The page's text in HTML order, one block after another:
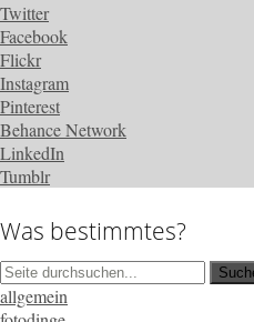
Twitter
Facebook
Flickr
Instagram
Pinterest
Behance Network
LinkedIn
Tumblr
Was bestimmtes?
allgemein